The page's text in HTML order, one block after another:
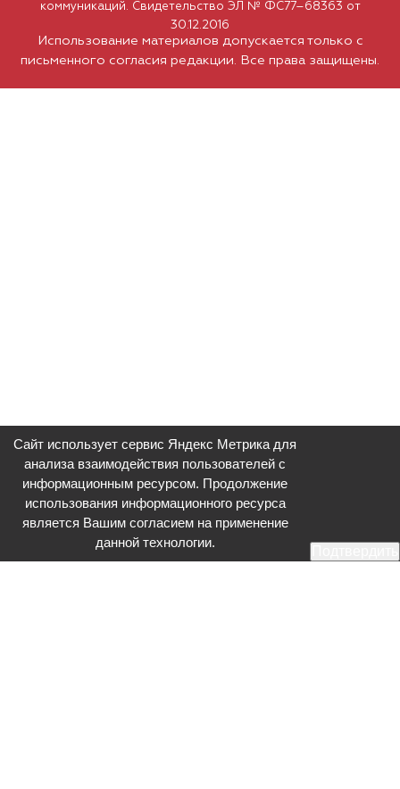
Использование материалов допускается только с
письменного согласия редакции. Все права защищены.
коммуникаций. Свидетельство ЭЛ № ФС77–68363 от
30.12.2016
Сайт использует сервис Яндекс Метрика для
анализа взаимодействия пользователей с
информационным ресурсом. Продолжение
использования информационного ресурса
является Вашим согласием на применение
данной технологии.